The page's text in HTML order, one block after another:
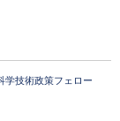
学技術政策フェロー